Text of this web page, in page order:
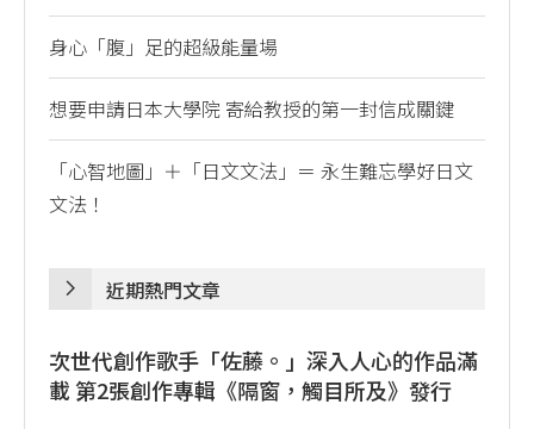
身心「腹」足的超級能量場
想要申請日本大學院 寄給教授的第一封信成關鍵
「心智地圖」＋「日文文法」＝ 永生難忘學好日文
文法！
近期熱門文章
次世代創作歌手「佐藤。」深入人心的作品滿
載 第2張創作專輯《隔窗，觸目所及》發行